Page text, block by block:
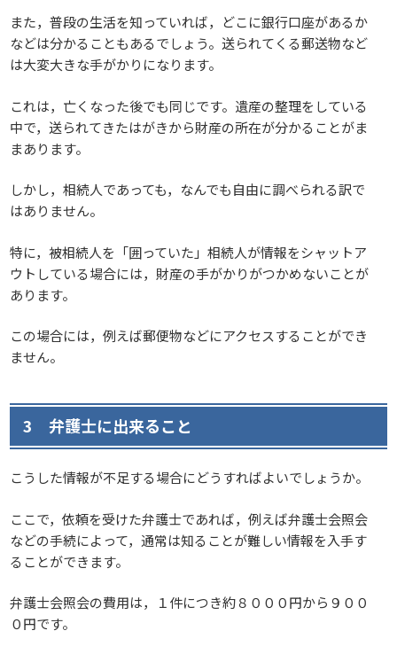
また，普段の生活を知っていれば，どこに銀行口座があるか
などは分かることもあるでしょう。送られてくる郵送物など
は大変大きな手がかりになります。
これは，亡くなった後でも同じです。遺産の整理をしている
中で，送られてきたはがきから財産の所在が分かることがま
まあります。
しかし，相続人であっても，なんでも自由に調べられる訳で
はありません。
特に，被相続人を「囲っていた」相続人が情報をシャットア
ウトしている場合には，財産の手がかりがつかめないことが
あります。
この場合には，例えば郵便物などにアクセスすることができ
ません。
3 弁護士に出来ること
こうした情報が不足する場合にどうすればよいでしょうか。
ここで，依頼を受けた弁護士であれば，例えば弁護士会照会
などの手続によって，通常は知ることが難しい情報を入手す
ることができます。
弁護士会照会の費用は，１件につき約８０００円から９００
０円です。